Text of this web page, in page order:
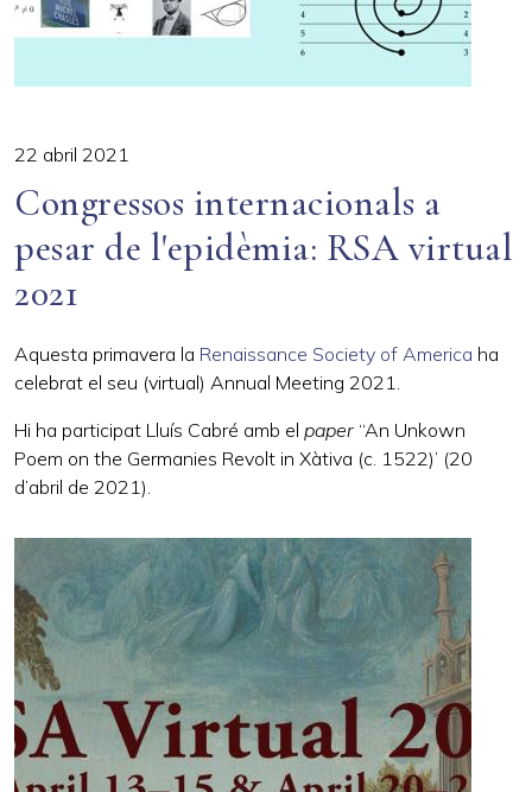
22 abril 2021
Congressos internacionals a
pesar de l'epidèmia: RSA virtual
2021
Aquesta primavera la Renaissance Society of America ha
celebrat el seu (virtual) Annual Meeting 2021.
Hi ha participat Lluís Cabré amb el paper “An Unkown
Poem on the Germanies Revolt in Xàtiva (c. 1522)’ (20
d’abril de 2021).